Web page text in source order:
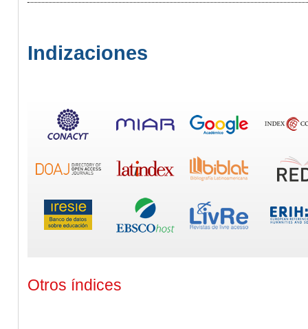
Indizaciones
Otros índices